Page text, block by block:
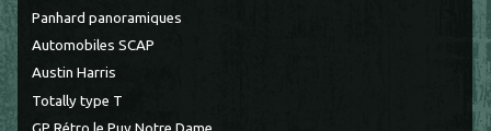
Panhard panoramiques
Automobiles SCAP
Austin Harris
Totally type T